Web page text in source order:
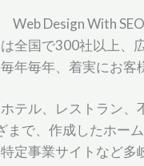
Web Design With SEO
全国で300社以上、
年毎年、着実にお客
テル、レストラン、
で、作成したホー
定事業サイトなど多